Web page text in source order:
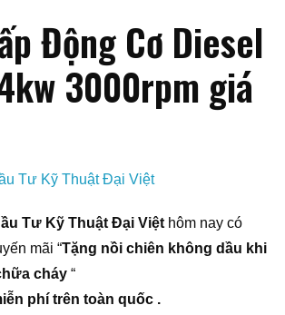
Động Cơ Diesel
3000rpm giá
Tư Kỹ Thuật Đại Việt
Tư Kỹ Thuật Đại Việt hôm nay có
mãi “Tặng nồi chiên không dầu khi
cháy “
phí trên toàn quốc .